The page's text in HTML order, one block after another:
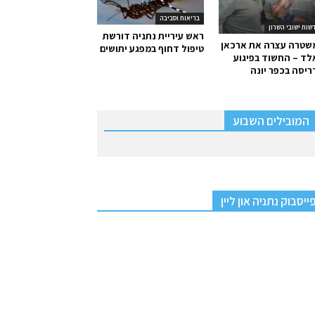
בריאות וסביבה
ראש עיריית נתניה דורשת
טיפול דחוף במפגע יתושים
ישובי השרון
עצרה את ארכאן
– החשוד בפיגוע
בכפר יונה
המובילים השבוע
פייסבוק נתניה און ליין